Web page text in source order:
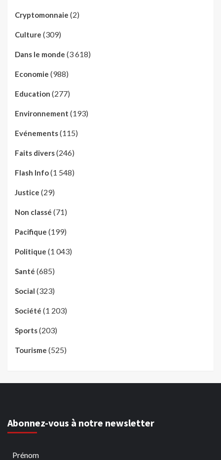
Cryptomonnaie (2)
Culture (309)
Dans le monde (3 618)
Economie (988)
Education (277)
Environnement (193)
Evénements(115)
Faits divers(246)
Flash Info(1 548)
Justice (29)
Non classé (71)
Pacifique (199)
Politique (1 043)
Santé (685)
Social (323)
Société (1 203)
Sports(203)
Tourisme (525)
Abonnez-vous à notre newsletter
Prénom